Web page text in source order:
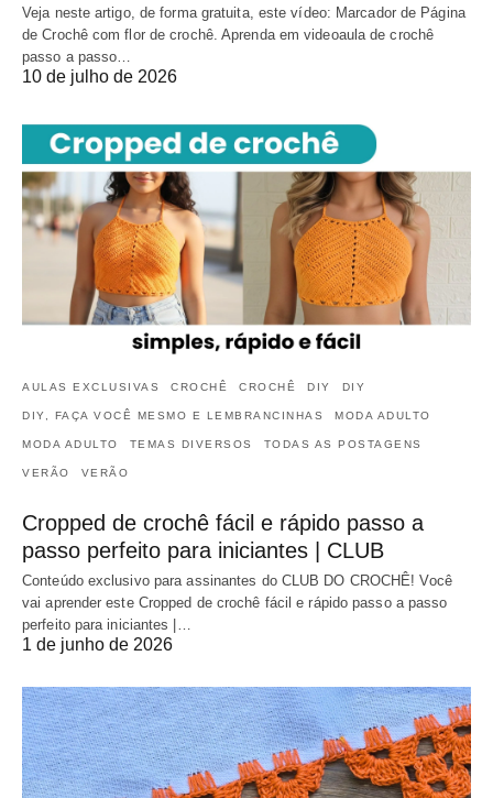
Veja neste artigo, de forma gratuita, este vídeo: Marcador de Página
de Crochê com flor de crochê. Aprenda em videoaula de crochê
passo a passo…
10 de julho de 2026
AULAS EXCLUSIVAS CROCHÊ CROCHÊ DIY DIY
DIY, FAÇA VOCÊ MESMO E LEMBRANCINHAS MODA ADULTO
MODA ADULTO TEMAS DIVERSOS TODAS AS POSTAGENS
VERÃO VERÃO
Cropped de crochê fácil e rápido passo a
passo perfeito para iniciantes | CLUB
Conteúdo exclusivo para assinantes do CLUB DO CROCHÊ! Você
vai aprender este Cropped de crochê fácil e rápido passo a passo
perfeito para iniciantes |…
1 de junho de 2026